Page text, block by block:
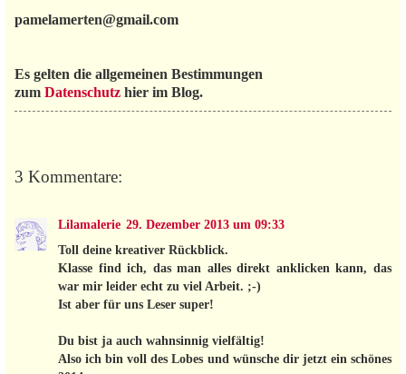
pamelamerten@gmail.com
Es gelten die allgemeinen Bestimmungen
zum Datenschutz hier im Blog.
3 Kommentare:
Lilamalerie 29. Dezember 2013 um 09:33
Toll deine kreativer Rückblick.
Klasse find ich, das man alles direkt anklicken kann, das
war mir leider echt zu viel Arbeit. ;-)
Ist aber für uns Leser super!
Du bist ja auch wahnsinnig vielfältig!
Also ich bin voll des Lobes und wünsche dir jetzt ein schönes